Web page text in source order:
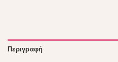
Περιγραφή